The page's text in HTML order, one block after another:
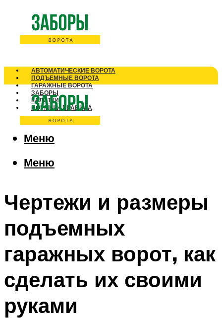
АВТОМАТИЧЕСКИЕ ВОРОТА
ПОДЪЕМНЫЕ ВОРОТА
ГАРАЖНЫЕ ВОРОТА
ЗАБОРЫ
КАЛИТКИ
НОРМЫ И ПРАВИЛА
Меню
Меню
Чертежи и размеры
подъемных
гаражных ворот, как
сделать их своими
руками